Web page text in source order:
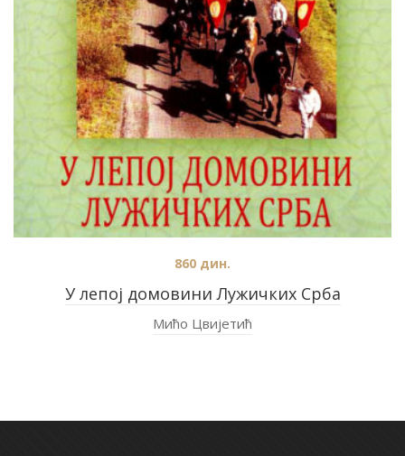
У лепој домовини Лужичких Срба
860 дин.
Мићо Цвијетић